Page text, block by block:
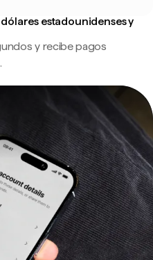
estadounidenses y
y recibe pagos